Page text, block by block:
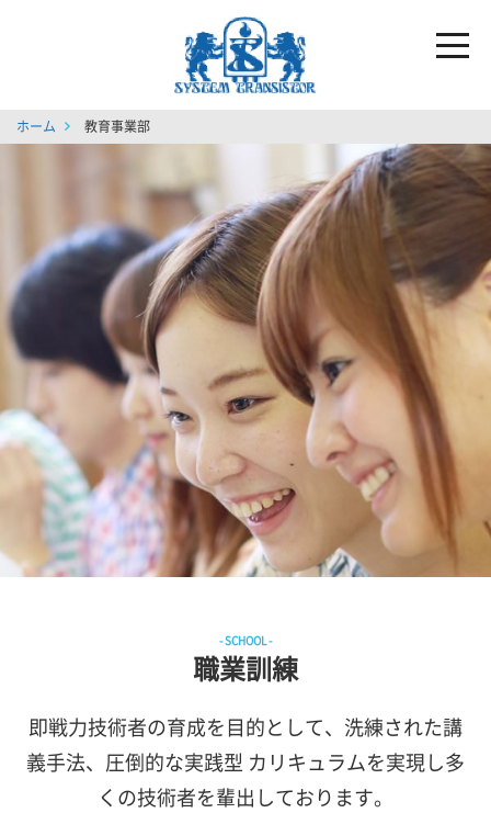
ホーム 教育事業部
- SCHOOL -
職業訓練
即戦力技術者の育成を目的として、洗練された講
義手法、圧倒的な実践型 カリキュラムを実現し多
くの技術者を輩出しております。